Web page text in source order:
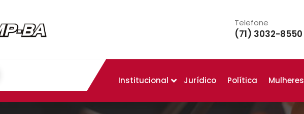
Telefone
(71) 3032-8550
Institucional Jurídico Política Mulheres